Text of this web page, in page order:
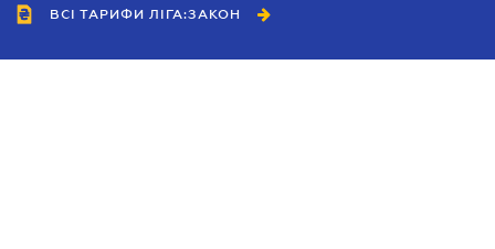
ВСІ ТАРИФИ ЛІГА:ЗАКОН